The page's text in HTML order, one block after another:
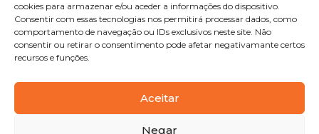
cookies para armazenar e/ou aceder a informações do dispositivo.
Consentir com essas tecnologias nos permitirá processar dados, como
comportamento de navegação ou IDs exclusivos neste site. Não
consentir ou retirar o consentimento pode afetar negativamante certos
recursos e funções.
Aceitar
Negar
Copyright © 2025 Sabores Santa Clara
. Todos os direitos
reservadosPolítica de Privacidade |Termos e condições
Designed byShift Your Branding Agency